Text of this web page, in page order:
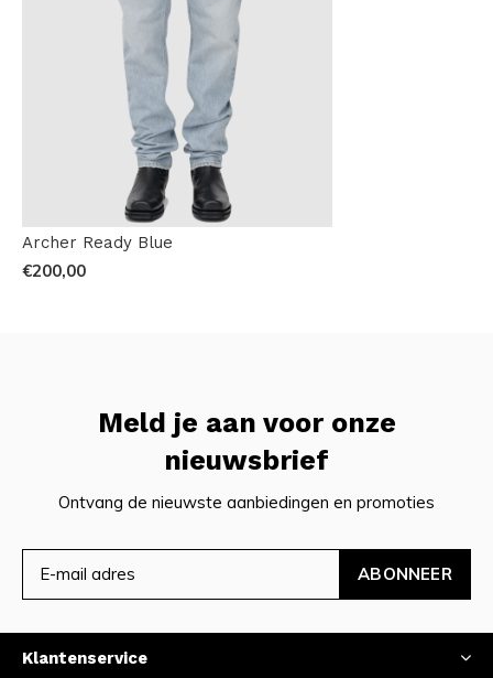
Archer Ready Blue
€200,00
Meld je aan voor onze
nieuwsbrief
Ontvang de nieuwste aanbiedingen en promoties
ABONNEER
Klantenservice